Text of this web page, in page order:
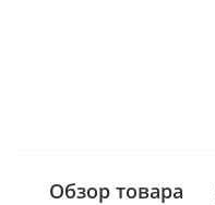
Обзор товара